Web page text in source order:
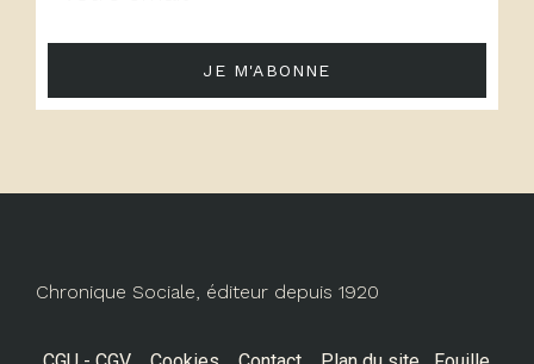
JE M'ABONNE
Chronique Sociale, éditeur depuis 1920